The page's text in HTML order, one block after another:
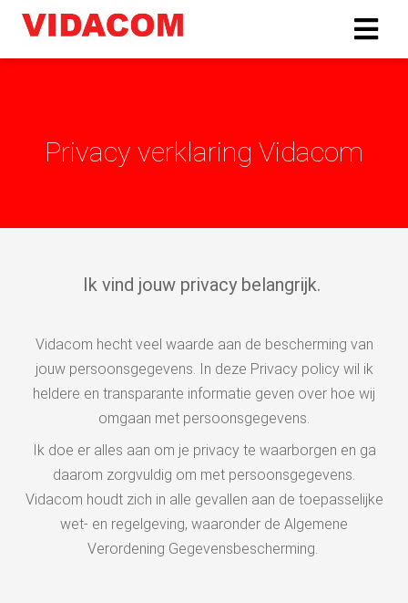
Privacy verklaring Vidacom
Ik vind jouw privacy belangrijk.
Vidacom hecht veel waarde aan de bescherming van
jouw persoonsgegevens. In deze Privacy policy wil ik
heldere en transparante informatie geven over hoe wij
omgaan met persoonsgegevens.
Ik doe er alles aan om je privacy te waarborgen en ga
daarom zorgvuldig om met persoonsgegevens.
Vidacom houdt zich in alle gevallen aan de toepasselijke
wet- en regelgeving, waaronder de Algemene
Verordening Gegevensbescherming.
gebruikt
deze